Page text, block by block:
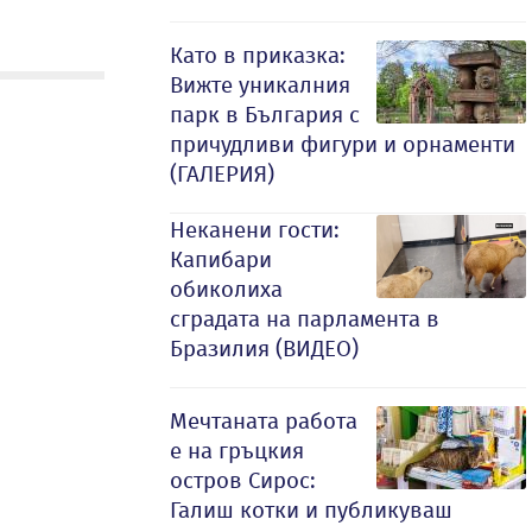
Като в приказка:
Вижте уникалния
парк в България с
причудливи фигури и орнаменти
(ГАЛЕРИЯ)
Неканени гости:
Капибари
обиколиха
сградата на парламента в
Бразилия (ВИДЕО)
Мечтаната работа
е на гръцкия
остров Сирос:
Галиш котки и публикуваш